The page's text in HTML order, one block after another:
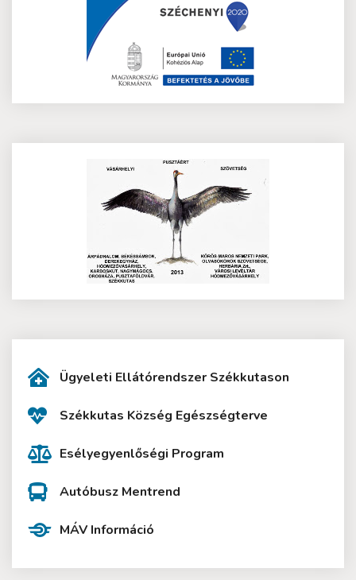
Ügyeleti Ellátórendszer Székkutason
Székkutas Község Egészségterve
Esélyegyenlőségi Program
Autóbusz Mentrend
MÁV Információ